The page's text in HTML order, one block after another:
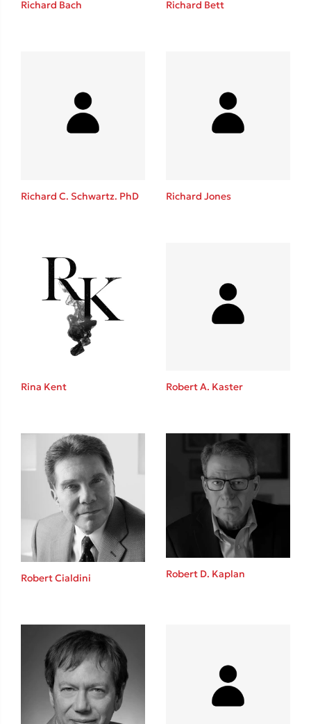
Κώστας Κρομμύδας
Το λιμάνι μου είσαι εσύ
Ένας γίγαντας στο σχολείο
Richard Bach Richard Bett
Richard C. Schwartz. PhD Richard Jones
Rina Kent Robert A. Kaster
Robert Cialdini Robert D. Kaplan